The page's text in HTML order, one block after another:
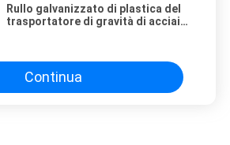
Rullo galvanizzato di plastica del
trasportatore di gravità di acciaio
di 22 Toro
Continua